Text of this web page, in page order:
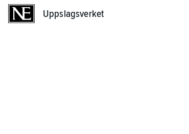
Uppslagsverket